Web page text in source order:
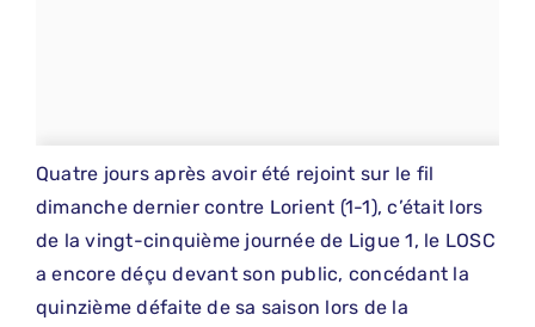
Quatre jours après avoir été rejoint sur le fil
dimanche dernier contre Lorient (1-1), c’était lors
de la vingt-cinquième journée de Ligue 1, le LOSC
a encore déçu devant son public, concédant la
quinzième défaite de sa saison lors de la